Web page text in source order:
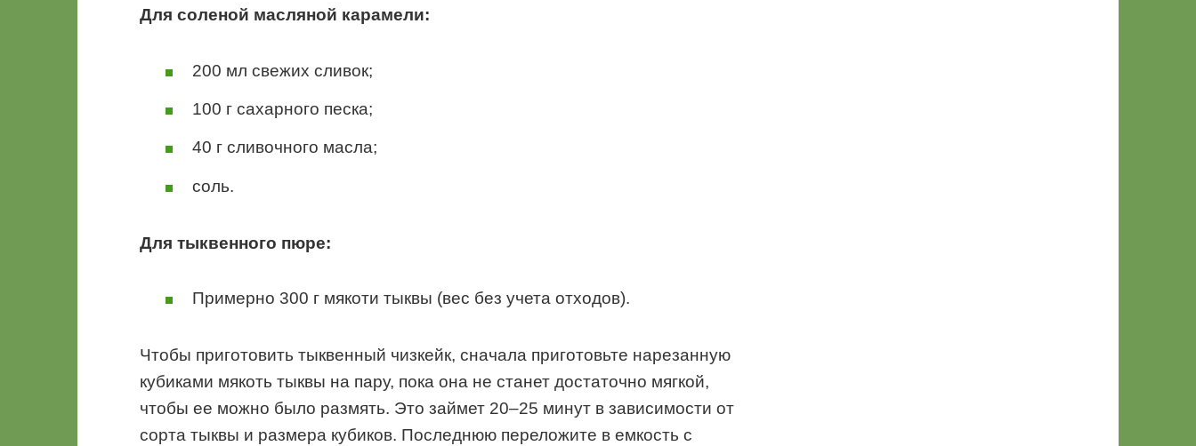
Для соленой масляной карамели:
200 мл свежих сливок;
100 г сахарного песка;
40 г сливочного масла;
соль.
Для тыквенного пюре:
Примерно 300 г мякоти тыквы (вес без учета отходов).
Чтобы приготовить тыквенный чизкейк, сначала приготовьте нарезанную
кубиками мякоть тыквы на пару, пока она не станет достаточно мягкой,
чтобы ее можно было размять. Это займет 20–25 минут в зависимости от
сорта тыквы и размера кубиков. Последнюю переложите в емкость с